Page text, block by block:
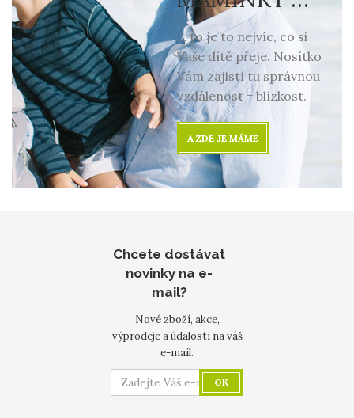
… to je to nejvíc, co si
Vaše dítě přeje. Nosítko
Vám zajistí tu správnou
vzdálenost = blízkost.
A ZDE JE MÁME
Chcete dostávat
novinky na e-
mail?
Nové zboží, akce,
výprodeje a údalosti na váš
e-mail.
OK